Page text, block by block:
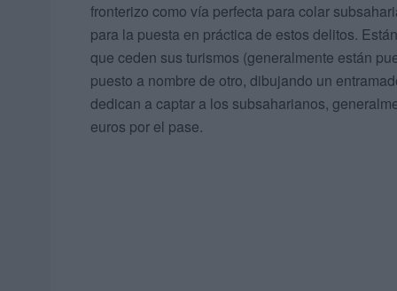
fronterizo como vía perfecta para colar
para la puesta en práctica de estos delitos.
que ceden sus turismos (generalmente están
puesto a nombre de otro, dibujando un
dedican a captar a los subsaharianos,
euros por el pase.